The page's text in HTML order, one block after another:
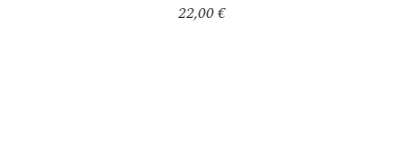
22,00€